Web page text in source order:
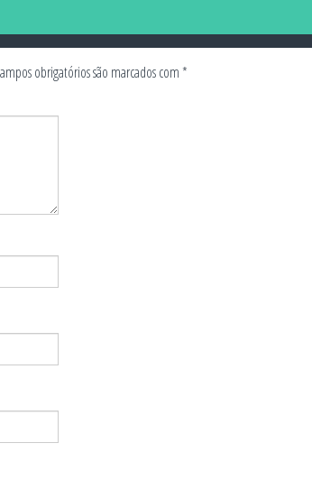
obrigatórios são marcados com *